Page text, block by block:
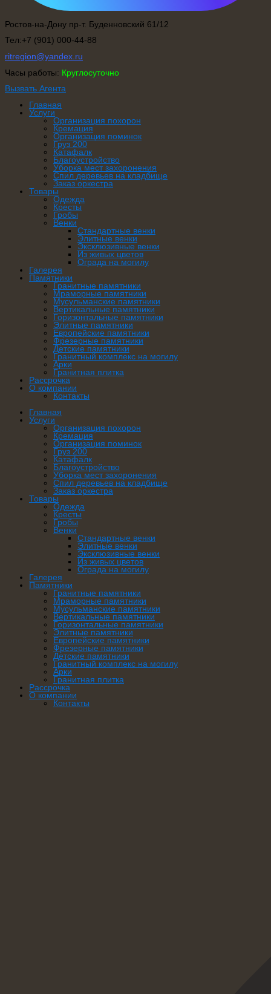
Ростов-на-Дону пр-т. Буденновский 61/12
Тел:+7 (901) 000-44-88
ritregion@yandex.ru
Часы работы: Круглосуточно
Вызвать Агента
Главная
Услуги
Организация похорон
Кремация
Организация поминок
Груз 200
Катафалк
Благоустройство
Уборка мест захоронения
Спил деревьев на кладбище
Заказ оркестра
Товары
Одежда
Кресты
Гробы
Венки
Стандартные венки
Элитные венки
Эксклюзивные венки
Из живых цветов
Ограда на могилу
Галерея
Памятники
Гранитные памятники
Мраморные памятники
Мусульманские памятники
Вертикальные памятники
Горизонтальные памятники
Элитные памятники
Европейские памятники
Фрезерные памятники
Детские памятники
Гранитный комплекс на могилу
Арки
Гранитная плитка
Рассрочка
О компании
Контакты
Главная
Услуги
Организация похорон
Кремация
Организация поминок
Груз 200
Катафалк
Благоустройство
Уборка мест захоронения
Спил деревьев на кладбище
Заказ оркестра
Товары
Одежда
Кресты
Гробы
Венки
Стандартные венки
Элитные венки
Эксклюзивные венки
Из живых цветов
Ограда на могилу
Галерея
Памятники
Гранитные памятники
Мраморные памятники
Мусульманские памятники
Вертикальные памятники
Горизонтальные памятники
Элитные памятники
Европейские памятники
Фрезерные памятники
Детские памятники
Гранитный комплекс на могилу
Арки
Гранитная плитка
Рассрочка
О компании
Контакты